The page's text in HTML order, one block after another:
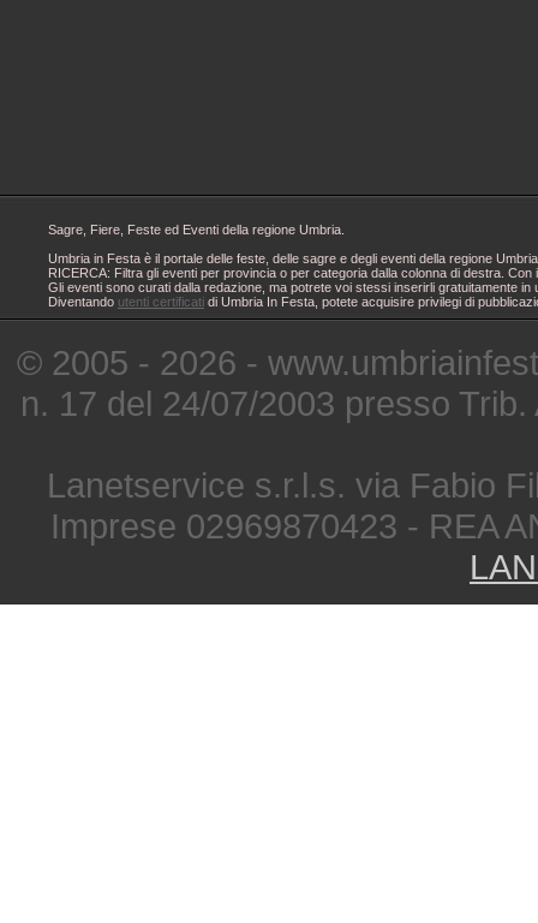
Sagre, Fiere, Feste ed Eventi della regione Umbria.
Umbria in Festa è il portale delle feste, delle sagre e degli eventi della regione
RICERCA: Filtra gli eventi per provincia o per categoria dalla colonna di destra.
Gli eventi sono curati dalla redazione, ma potrete voi stessi inserirli gratuitamente
Diventando utenti certificati di Umbria In Festa, potete acquisire privilegi di
© 2005 - 2026 -
n. 17 del 24/07/2003 presso
Lanetservice s.r.l.s. via Fabio
Imprese 02969870423 - REA